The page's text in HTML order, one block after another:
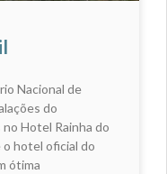
Nacional de
do
Hotel Rainha do
o hotel oficial do
ótima